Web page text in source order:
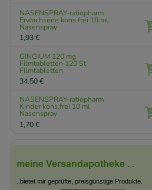
NASENSPRAY-ratiopharm
Erwachsene kons.frei 10 ml
Nasenspray
1,93 €
GINGIUM 120 mg
Filmtabletten 120 St
Filmtabletten
34,50 €
NASENSPRAY-ratiopharm
Kinder kons.frei 10 ml
Nasenspray
1,70 €
meine Versandapotheke . .
..bietet mir geprüfte, preisgünstige Produkte.